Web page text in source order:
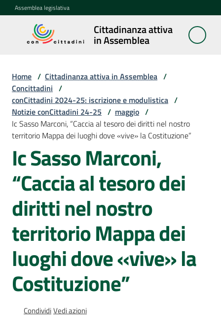
Vai al contenuto
Vai alla navigazione
Vai al footer
Assemblea legislativa
Cittadinanza attiva
in Assemblea
Cittadinanza
attiva in
Concittadini
Menu selezionato
Porte
aperte
in
Assemblea
Mostre
itineranti
Percorsi
sulla
memoria
Seguici
Home / Cittadinanza attiva in Assemblea /
Concittadini /
conCittadini 2024-25: iscrizione e modulistica /
Notizie conCittadini 24-25 / maggio /
Ic Sasso Marconi, “Caccia al tesoro dei diritti nel nostro
territorio Mappa dei luoghi dove «vive» la Costituzione”
Ic Sasso Marconi,
“Caccia al tesoro dei
diritti nel nostro
territorio Mappa dei
luoghi dove «vive» la
Costituzione”
CondividiVedi azioni